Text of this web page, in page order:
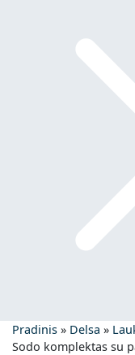
Pradinis » Delsa »
Sodo komplektas su